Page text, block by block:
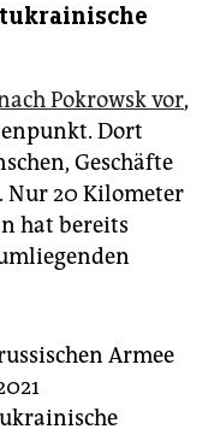
Pokrowsk vor,
Dort
Geschäfte
Nur 20 Kilometer
hat bereits
Armee